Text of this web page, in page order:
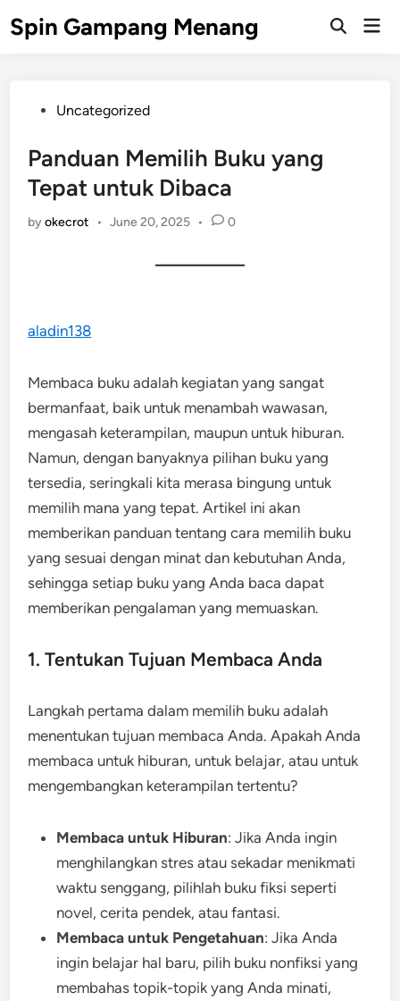
toSpin Gampang Menang
Open
PostedUncategorized
Panduan Memilih Buku yang
Tepat untuk Dibaca
byokecrot • June 20, 2025 • 0
aladin138
Membaca buku adalah kegiatan yang sangat
bermanfaat, baik untuk menambah wawasan,
mengasah keterampilan, maupun untuk hiburan.
Namun, dengan banyaknya pilihan buku yang
tersedia, seringkali kita merasa bingung untuk
memilih mana yang tepat. Artikel ini akan
memberikan panduan tentang cara memilih buku
yang sesuai dengan minat dan kebutuhan Anda,
sehingga setiap buku yang Anda baca dapat
memberikan pengalaman yang memuaskan.
1. Tentukan Tujuan Membaca Anda
Langkah pertama dalam memilih buku adalah
menentukan tujuan membaca Anda. Apakah Anda
membaca untuk hiburan, untuk belajar, atau untuk
mengembangkan keterampilan tertentu?
Membaca untuk Hiburan: Jika Anda ingin
menghilangkan stres atau sekadar menikmati
waktu senggang, pilihlah buku fiksi seperti
novel, cerita pendek, atau fantasi.
Membaca untuk Pengetahuan: Jika Anda
ingin belajar hal baru, pilih buku nonfiksi yang
membahas topik-topik yang Anda minati,